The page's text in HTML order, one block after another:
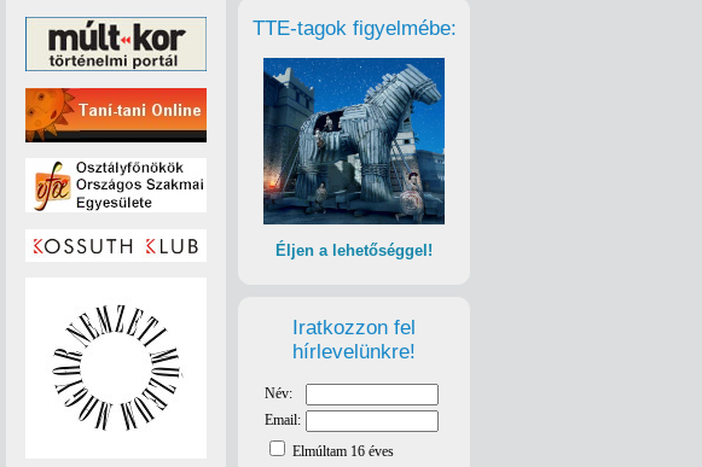
TTE-tagok figyelmébe:
Éljen a lehetőséggel!
Iratkozzon fel
hírlevelünkre!